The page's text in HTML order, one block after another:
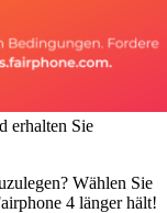
erhalten Sie
Wählen Sie
4 länger hält!